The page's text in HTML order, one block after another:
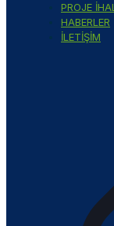
PROJE
HABERLER
İLETİŞİM